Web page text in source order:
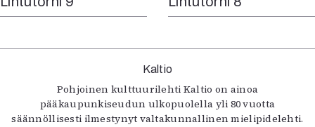
Kaltio
Pohjoinen kulttuurilehti Kaltio on ainoa
pääkaupunkiseudun ulkopuolella yli 80 vuotta
säännöllisesti ilmestynyt valtakunnallinen mielipidelehti.